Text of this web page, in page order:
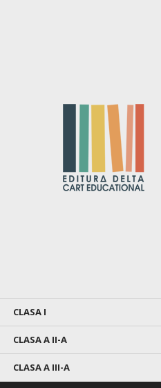
CLASA I
CLASA A II-A
CLASA A III-A